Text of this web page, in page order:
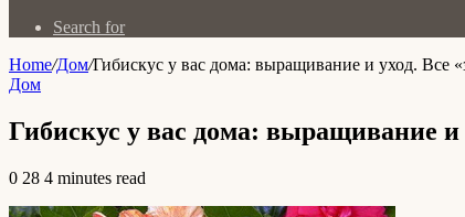
Search for
Home/Дом/Гибискус у вас дома: выращивание и уход. Все
Дом
Гибискус у вас дома: выращивание и
0 28 4 minutes read